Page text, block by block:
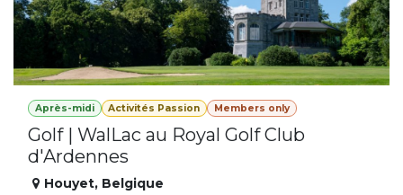
Après-midi Activités Passion Members only
Golf | WalLac au Royal Golf Club
d'Ardennes
Houyet, Belgique